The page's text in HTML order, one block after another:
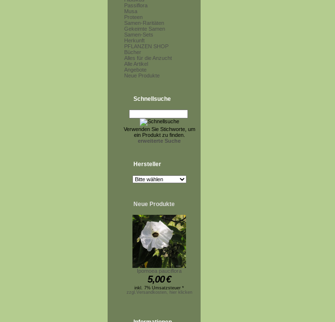
Passiflora
Musa
Proteen
Samen-Raritäten
Gekeimte Samen
Samen-Sets
Herkunft
PFLANZEN SHOP
Bücher
Alles für die Anzucht
Alle Artikel
Angebote
Neue Produkte
Schnellsuche
Verwenden Sie Stichworte, um
ein Produkt zu finden.
erweiterte Suche
Hersteller
Neue Produkte
Ipomoea pauciflora
5,00€
inkl. 7% Umsatzsteuer *
zzgl.Versandkosten, hier klicken